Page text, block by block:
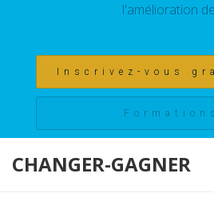
l'amélioration
Inscrivez-vous
CHANGER-GAGNER